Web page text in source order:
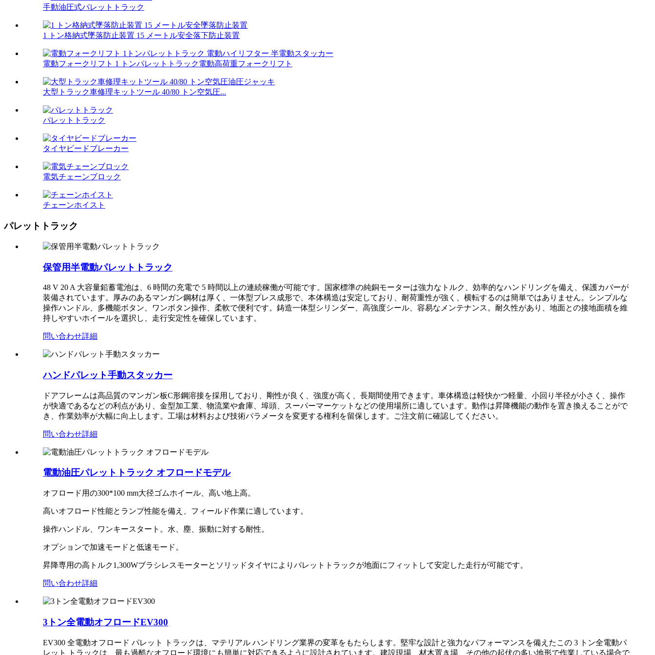
手動油圧式パレットトラック
1 トン格納式墜落防止装置 15 メートル安全落下防止装置
電動フォークリフト 1 トンパレットトラック電動高荷重フォークリフト
大型トラック車修理キットツール 40/80 トン空気圧...
パレットトラック
タイヤビードブレーカー
電気チェーンブロック
チェーンホイスト
パレットトラック
保管用半電動パレットトラック
48 V 20 A 大容量鉛蓄電池は、6 時間の充電で 5 時間以上の連続稼働が可能です。国家標準の純銅モーターは強力なトルク、効率的なハンドリングを備え、保護カバーが
装備されています。厚みのあるマンガン鋼材は厚く、一体型プレス成形で、本体構造は安定しており、耐荷重性が強く、横転するのは簡単ではありません。シンプルな
操作ハンドル、多機能ボタン、ワンボタン操作、柔軟で便利です。鋳造一体型シリンダー、高強度シール、容易なメンテナンス。耐久性があり、地面との接地面積を維
持しやすいホイールを選択し、走行安定性を確保しています。
問い合わせ詳細
ハンドパレット手動スタッカー
ドアフレームは高品質のマン​​ガン板C形鋼溶接を採用しており、剛性が良く、強度が高く、長期間使用できます。車体構造は軽快かつ軽量、小回り半径が小さく、操作
が快適であるなどの利点があり、金型加工業、物流業や倉庫、埠頭、スーパーマーケットなどの使用場所に適しています。動作は昇降機能の動作を置き換えることがで
き、作業効率が大幅に向上します。工場は材料および技術パラメータを変更する権利を留保します。ご注文前に確認してください。
問い合わせ詳細
電動油圧パレットトラック オフロードモデル
オフロード用の300*100 mm大径ゴムホイール、高い地上高。
高いオフロード性能とランプ性能を備え、フィールド作業に適しています。
操作ハンドル、ワンキースタート。水、塵、振動に対する耐性。
オプションで加速モードと低速モード。
昇降専用の高トルク1,300Wブラシレスモーターとソリッドタイヤによりパレットトラックが地面にフィットして安定した走行が可能です。
問い合わせ詳細
3トン全電動オフロードEV300
EV300 全電動オフロード パレット トラックは、マテリアル ハンドリング業界の変革をもたらします。堅牢な設計と強力なパフォーマンスを備えたこの 3 トン全電動パ
レット トラックは、最も過酷なオフロード環境にも簡単に対応できるように設計されています。建設現場、材木置き場、その他の起伏の多い地形で作業している場合で